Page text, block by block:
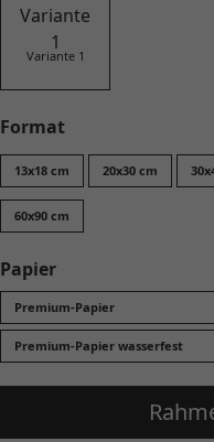
Variante 1
Format
13x18 cm 20x30 cm
60x90 cm
Papier
Premium-Papier
Premium-Papier wasserfest